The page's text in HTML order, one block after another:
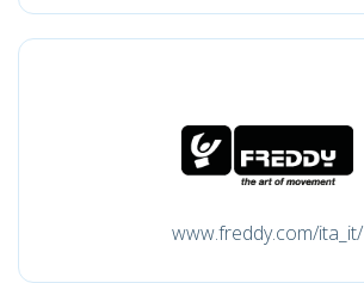
www.freddy.com/ita_it/